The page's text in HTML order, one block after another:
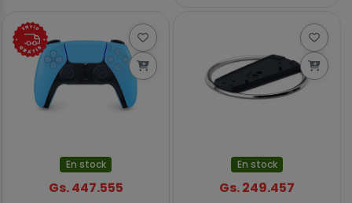
En stock
Gs. 447.555
En stock
Gs. 249.457